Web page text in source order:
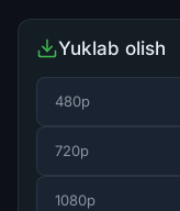
Yuklab olish
480p
720p
1080p